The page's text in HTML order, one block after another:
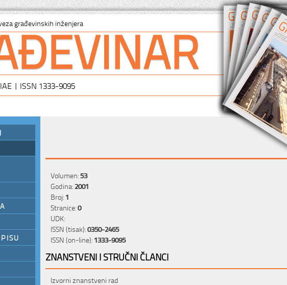
građevinskih inženjera
| ISSN 1333-9095
Volumen:53
Godina:2001
Broj:1
Stranice:0
UDK:
ISSN (tisak):0350-2465
ISSN (on-line):1333-9095
ZNANSTVENI I STRUČNI ČLANCI
Izvorni znanstveni rad